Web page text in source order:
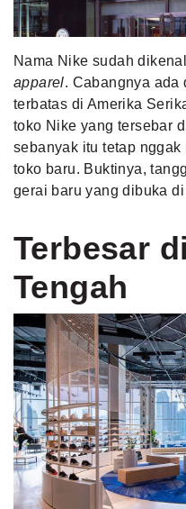
Nama Nike sudah
apparel. Cabangnya ada
terbatas di Amerika
toko Nike yang tersebar
sebanyak itu tetap
toko baru. Buktinya,
gerai baru yang dibuka
Terbesar
Tengah